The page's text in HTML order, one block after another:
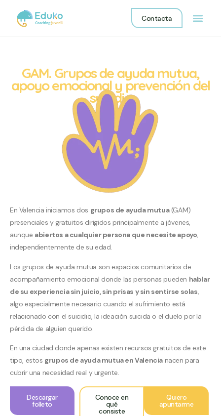
Contacta
GAM. Grupos de ayuda mutua,
apoyo emocional y prevención del
suicidio
En Valencia iniciamos dos grupos de ayuda mutua(GAM)
presenciales y gratuitos dirigidos principalmente a jóvenes,
aunque abiertos a cualquier persona que necesite apoyo,
independientemente de su edad.
Los grupos de ayuda mutua son espacios comunitarios de
acompañamiento emocional donde las personas pueden hablar
de su experiencia sin juicio, sin prisas y sin sentirse solas,
algo especialmente necesario cuando el sufrimiento está
relacionado con el suicidio, la ideación suicida o el duelo por la
pérdida de alguien querido.
En una ciudad donde apenas existen recursos gratuitos de este
tipo, estos grupos de ayuda mutua en Valencia nacen para
cubrir una necesidad real y urgente.
Descargar
folleto
Conoce en
qué
consiste
Quiero
apuntarme